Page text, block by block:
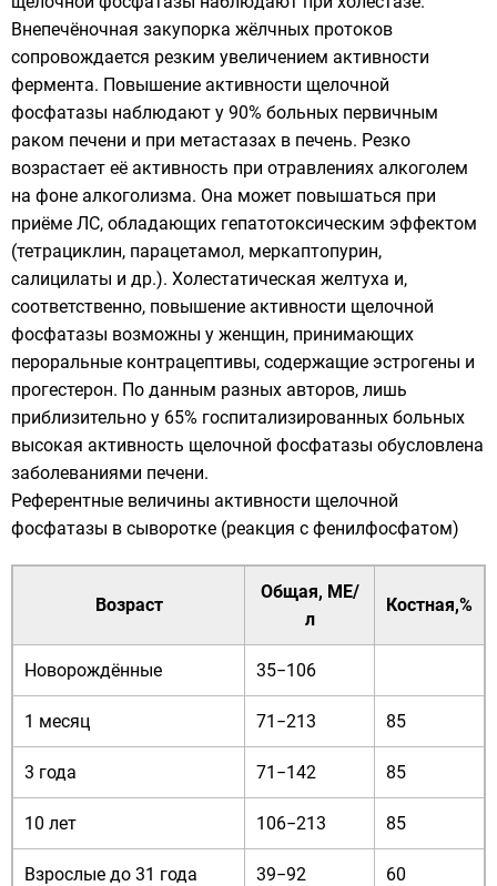
Внепечёночная закупорка жёлчных протоков
сопровождается резким увеличением активности
фермента. Повышение активности щелочной
фосфатазы наблюдают у 90% больных первичным
раком печени и при метастазах в печень. Резко
возрастает её активность при отравлениях алкоголем
на фоне алкоголизма. Она может повышаться при
приёме ЛС, обладающих гепатотоксическим эффектом
(тетрациклин, парацетамол, меркаптопурин,
салицилаты и др.). Холестатическая желтуха и,
соответственно, повышение активности щелочной
фосфатазы возможны у женщин, принимающих
пероральные контрацептивы, содержащие эстрогены и
прогестерон. По данным разных авторов, лишь
приблизительно у 65% госпитализированных больных
высокая активность щелочной фосфатазы обусловлена
заболеваниями печени.
Референтные величины активности щелочной
фосфатазы в сыворотке (реакция с фенилфосфатом)
Возраст
Общая, МЕ/
л
Костная,%
Новорождённые 35−106
1 месяц 71−213 85
3 года 71−142 85
10 лет 106−213 85
Взрослые до 31 года 39−92 60